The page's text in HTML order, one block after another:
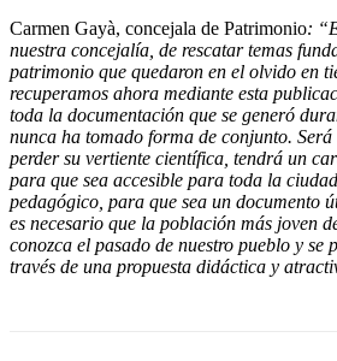
Carmen Gayà, concejala de Patrimonio: “
nuestra concejalía, de rescatar temas
patrimonio que quedaron en el olvido en
recuperamos ahora mediante esta
toda la documentación que se generó
nunca ha tomado forma de conjunto.
perder su vertiente científica, tendrá un
para que sea accesible para toda la
pedagógico, para que sea un documento
es necesario que la población más joven
conozca el pasado de nuestro pueblo y se
través de una propuesta didáctica y